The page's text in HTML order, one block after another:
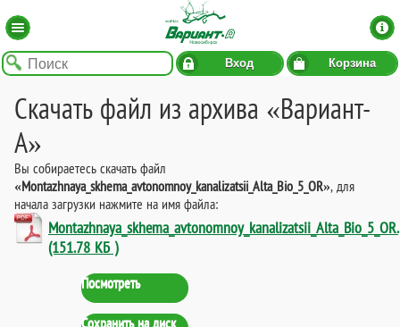
Вход Корзина
Скачать файл из архива «Вариант-
А»
Вы собираетесь скачать файл
«Montazhnaya_skhema_avtonomnoy_kanalizatsii_Alta_Bio_5_OR», для
начала загрузки нажмите на имя файла:
(151.78 КБ )
Посмотреть
Сохранить на диск